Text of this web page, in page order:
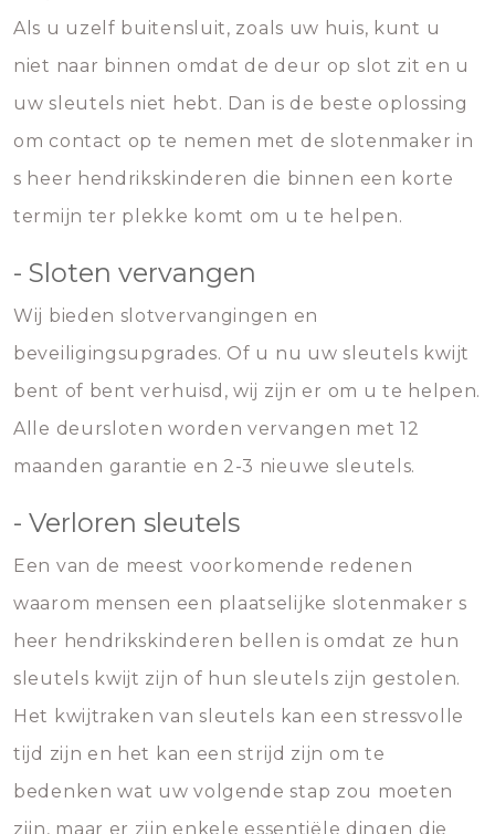
Als u uzelf buitensluit, zoals uw huis, kunt u
niet naar binnen omdat de deur op slot zit en u
uw sleutels niet hebt. Dan is de beste oplossing
om contact op te nemen met de slotenmaker in
s heer hendrikskinderen die binnen een korte
termijn ter plekke komt om u te helpen.
- Sloten vervangen
Wij bieden slotvervangingen en
beveiligingsupgrades. Of u nu uw sleutels kwijt
bent of bent verhuisd, wij zijn er om u te helpen.
Alle deursloten worden vervangen met 12
maanden garantie en 2-3 nieuwe sleutels.
- Verloren sleutels
Een van de meest voorkomende redenen
waarom mensen een plaatselijke slotenmaker s
heer hendrikskinderen bellen is omdat ze hun
sleutels kwijt zijn of hun sleutels zijn gestolen.
Het kwijtraken van sleutels kan een stressvolle
tijd zijn en het kan een strijd zijn om te
bedenken wat uw volgende stap zou moeten
zijn, maar er zijn enkele essentiële dingen die